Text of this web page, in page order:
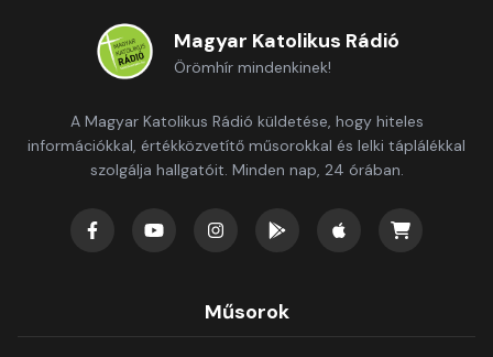
Magyar Katolikus Rádió
Örömhír mindenkinek!
A Magyar Katolikus Rádió küldetése, hogy hiteles
információkkal, értékközvetítő műsorokkal és lelki táplálékkal
szolgálja hallgatóit. Minden nap, 24 órában.
Műsorok